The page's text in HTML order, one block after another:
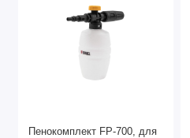
Пенокомплект FP-700, для